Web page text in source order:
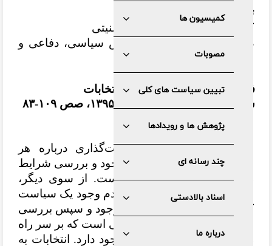
کمیسیون ها
مصوبات
تبیین سیاست های کلی
پژوهش ها و رویدادها
چند رسانه ای
اسناد بالادستی
درباره ما
تهیه و تنظیم
کمیسیون سیاسی، دفاعی و امنیتی
دکتر علی زینی وند، کارشناس سیاسی، دفاعی و
امنیتی
فصلنامه سیاست کلان؛ ویژه انتخابات
سال پنجم، شماره هفتم، پاییز ۱۳۹۵، صص ۱۰۹-۸۳
چکیده
از مقدمات ورود به سیاست‌گذاری درباره هر
مسئله‌ای شناخت وضعیت موجود و بررسی شرایط
زمانی و مکانی آن مسئله است. از سوی دیگر،
نیازسنجی نسبت به وجود یا عدم وجود یک سیاست
کلی، مقتضی شناخت وضع موجود و سپس بررسی
هایی است که بر سر راه
رسیدن به وضعیت مطلوب وجود دارد.
انتخابات به